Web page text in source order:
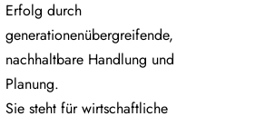
Erfolg durch
generationenübergreifende,
nachhaltbare Handlung und
Planung.
Sie steht für wirtschaftliche